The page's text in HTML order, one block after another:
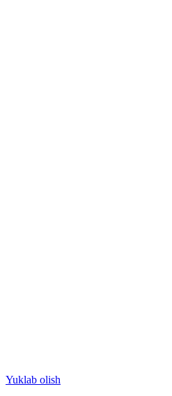
Yuklab olish